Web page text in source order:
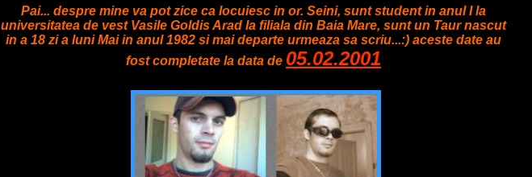
Pai... despre mine va pot zice ca locuiesc in or. Seini, sunt student in anul I la
universitatea de vest Vasile Goldis Arad la filiala din Baia Mare, sunt un Taur nascut
in a 18 zi a luni Mai in anul 1982 si mai departe urmeaza sa scriu...:) aceste date au
fost completate la data de 05.02.2001